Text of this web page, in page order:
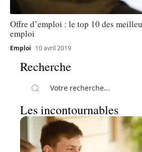
Offre d’emploi : le top 10 des
emploi
Emploi 10 avril 2019
Recherche
Les incontournables